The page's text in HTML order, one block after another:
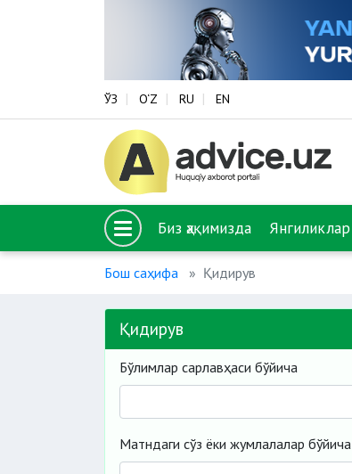
ЎЗ O‘Z RU EN
Биз ҳақимизда Янгиликлар
Бош саҳифа Қидирув
Қидирув
Бўлимлар сарлавҳаси бўйича
Матндаги сўз ёки жумлалалар бўйича